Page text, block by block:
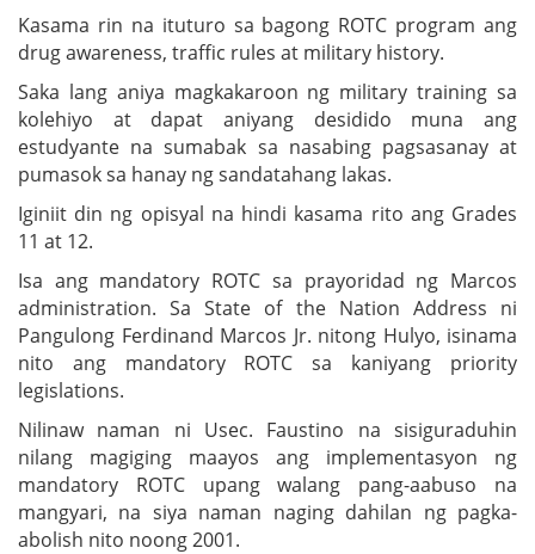
Kasama rin na ituturo sa bagong ROTC program ang
drug awareness, traffic rules at military history.
Saka lang aniya magkakaroon ng military training sa
kolehiyo at dapat aniyang desidido muna ang
estudyante na sumabak sa nasabing pagsasanay at
pumasok sa hanay ng sandatahang lakas.
Iginiit din ng opisyal na hindi kasama rito ang Grades
11 at 12.
Isa ang mandatory ROTC sa prayoridad ng Marcos
administration. Sa State of the Nation Address ni
Pangulong Ferdinand Marcos Jr. nitong Hulyo, isinama
nito ang mandatory ROTC sa kaniyang priority
legislations.
Nilinaw naman ni Usec. Faustino na sisiguraduhin
nilang magiging maayos ang implementasyon ng
mandatory ROTC upang walang pang-aabuso na
mangyari, na siya naman naging dahilan ng pagka-
abolish nito noong 2001.